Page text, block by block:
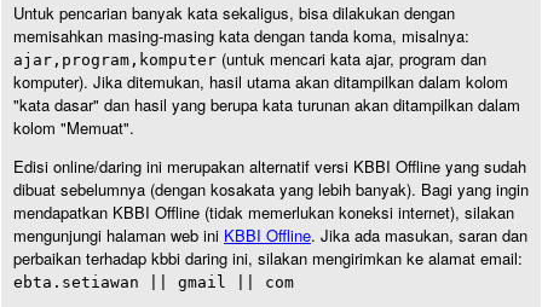
Untuk pencarian banyak kata sekaligus, bisa dilakukan dengan
memisahkan masing-masing kata dengan tanda koma, misalnya:
ajar,program,komputer (untuk mencari kata ajar, program dan
komputer). Jika ditemukan, hasil utama akan ditampilkan dalam kolom
"kata dasar" dan hasil yang berupa kata turunan akan ditampilkan dalam
kolom "Memuat".
Edisi online/daring ini merupakan alternatif versi KBBI Offline yang sudah
dibuat sebelumnya (dengan kosakata yang lebih banyak). Bagi yang ingin
mendapatkan KBBI Offline (tidak memerlukan koneksi internet), silakan
mengunjungi halaman web ini KBBI Offline. Jika ada masukan, saran dan
perbaikan terhadap kbbi daring ini, silakan mengirimkan ke alamat email:
ebta.setiawan || gmail || com